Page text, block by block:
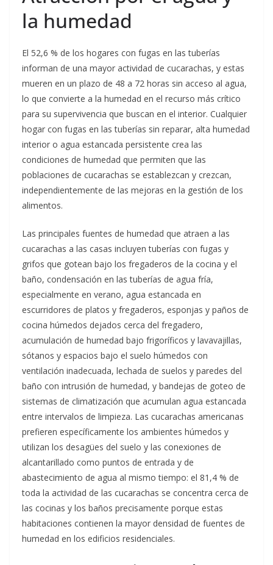
la humedad
El 52,6 % de los hogares con fugas en las tuberías
informan de una mayor actividad de cucarachas, y estas
mueren en un plazo de 48 a 72 horas sin acceso al agua,
lo que convierte a la humedad en el recurso más crítico
para su supervivencia que buscan en el interior. Cualquier
hogar con fugas en las tuberías sin reparar, alta humedad
interior o agua estancada persistente crea las
condiciones de humedad que permiten que las
poblaciones de cucarachas se establezcan y crezcan,
independientemente de las mejoras en la gestión de los
alimentos.
Las principales fuentes de humedad que atraen a las
cucarachas a las casas incluyen tuberías con fugas y
grifos que gotean bajo los fregaderos de la cocina y el
baño, condensación en las tuberías de agua fría,
especialmente en verano, agua estancada en
escurridores de platos y fregaderos, esponjas y paños de
cocina húmedos dejados cerca del fregadero,
acumulación de humedad bajo frigoríficos y lavavajillas,
sótanos y espacios bajo el suelo húmedos con
ventilación inadecuada, lechada de suelos y paredes del
baño con intrusión de humedad, y bandejas de goteo de
sistemas de climatización que acumulan agua estancada
entre intervalos de limpieza. Las cucarachas americanas
prefieren específicamente los ambientes húmedos y
utilizan los desagües del suelo y las conexiones de
alcantarillado como puntos de entrada y de
abastecimiento de agua al mismo tiempo: el 81,4 % de
toda la actividad de las cucarachas se concentra cerca de
las cocinas y los baños precisamente porque estas
habitaciones contienen la mayor densidad de fuentes de
humedad en los edificios residenciales.